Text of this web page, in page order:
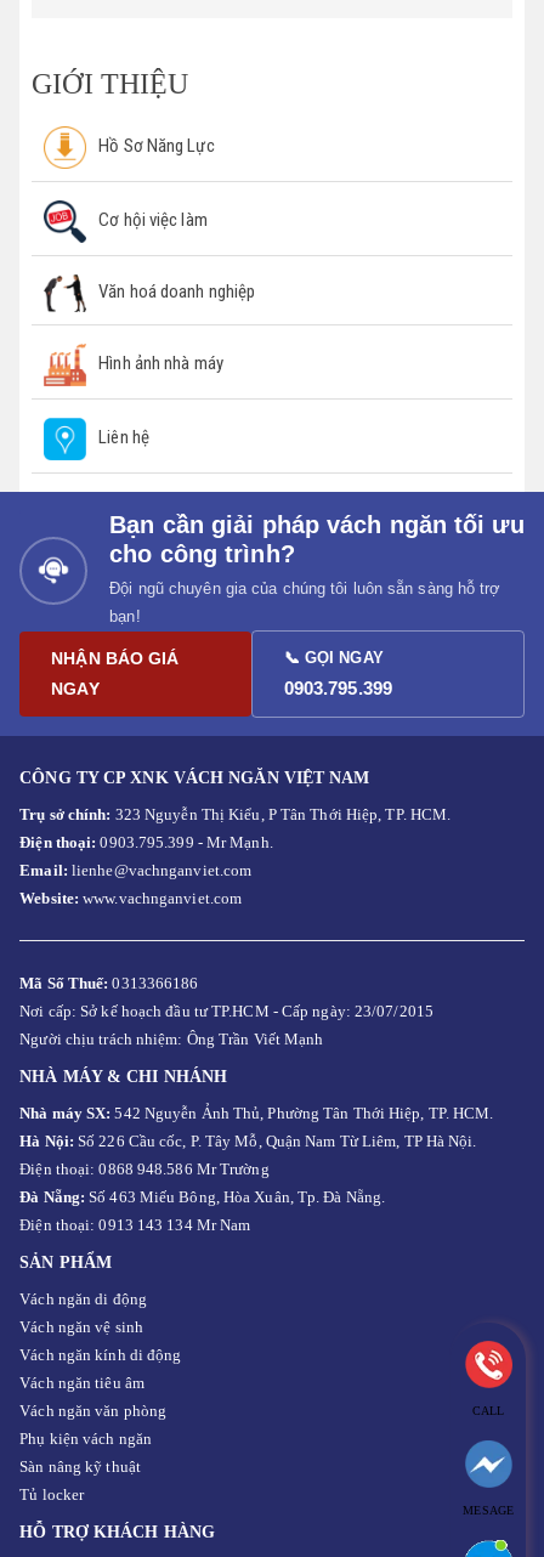
GIỚI THIỆU
Hồ Sơ Năng Lực
Cơ hội việc làm
Văn hoá doanh nghiệp
Hình ảnh nhà máy
Liên hệ
Bạn cần giải pháp vách ngăn tối ưu
cho công trình?
Đội ngũ chuyên gia của chúng tôi luôn sẵn sàng hỗ trợ
bạn!
NHẬN BÁO GIÁ
NGAY
📞 GỌI NGAY
0903.795.399
CÔNG TY CP XNK VÁCH NGĂN VIỆT NAM
Trụ sở chính: 323 Nguyễn Thị Kiểu, P Tân Thới Hiệp, TP. HCM.
Điện thoại:0903.795.399 - Mr Mạnh.
Email: lienhe@vachnganviet.com
Website:www.vachnganviet.com
Mã Số Thuế:0313366186
Nơi cấp: Sở kế hoạch đầu tư TP.HCM - Cấp ngày: 23/07/2015
Người chịu trách nhiệm: Ông Trần Viết Mạnh
NHÀ MÁY & CHI NHÁNH
Nhà máy SX:542 Nguyễn Ảnh Thủ, Phường Tân Thới Hiệp, TP. HCM.
Hà Nội:Số 226 Cầu cốc, P. Tây Mỗ, Quận Nam Từ Liêm, TP Hà Nội.
Điện thoại: 0868 948.586 Mr Trường
Đà Nẵng:Số 463 Miếu Bông, Hòa Xuân, Tp. Đà Nẵng.
Điện thoại: 0913 143 134 Mr Nam
SẢN PHẨM
Vách ngăn di động
Vách ngăn vệ sinh
Vách ngăn kính di động
Vách ngăn tiêu âm
Vách ngăn văn phòng
Phụ kiện vách ngăn
Sàn nâng kỹ thuật
Tủ locker
HỖ TRỢ KHÁCH HÀNG
CALL
MESAGE